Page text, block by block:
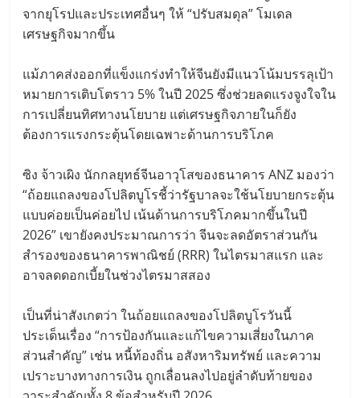
จากยุโรปและประเทศอื่นๆ ให้ “ปรับสมดุล” โมเดล
เศรษฐกิจมากขึ้น
แม้ภาคส่งออกที่แข็งแกร่งทำให้จีนยังมีแนวโน้มบรรลุเป้า
หมายการเติบโตราว 5% ในปี 2025 ซึ่งช่วยลดแรงจูงใจใน
การเปลี่ยนทิศทางนโยบาย แต่เศรษฐกิจภายในก็ยัง
ต้องการแรงกระตุ้นโดยเฉพาะด้านการบริโภค
ซิง จ้าวเผิง นักกลยุทธ์จีนอาวุโสของธนาคาร ANZ มองว่า
“ถ้อยแถลงของโปลิตบูโรชี้ว่ารัฐบาลจะใช้นโยบายกระตุ้น
แบบค่อยเป็นค่อยไป เน้นด้านการบริโภคมากขึ้นในปี
2026” เขายังคงประมาณการว่า จีนจะลดอัตราส่วนกัน
สำรองของธนาคารพาณิชย์ (RRR) ในไตรมาสแรก และ
อาจลดดอกเบี้ยในช่วงไตรมาสสอง
เป็นที่น่าสังเกตว่า ในถ้อยแถลงของโปลิตบูโรวันนี้
ประเด็นเรื่อง “การป้องกันและแก้ไขความเสี่ยงในภาค
ส่วนสำคัญ” เช่น หนี้ท้องถิ่น อสังหาริมทรัพย์ และความ
เปราะบางทางการเงิน ถูกเลื่อนลงไปอยู่ลำดับท้ายของ